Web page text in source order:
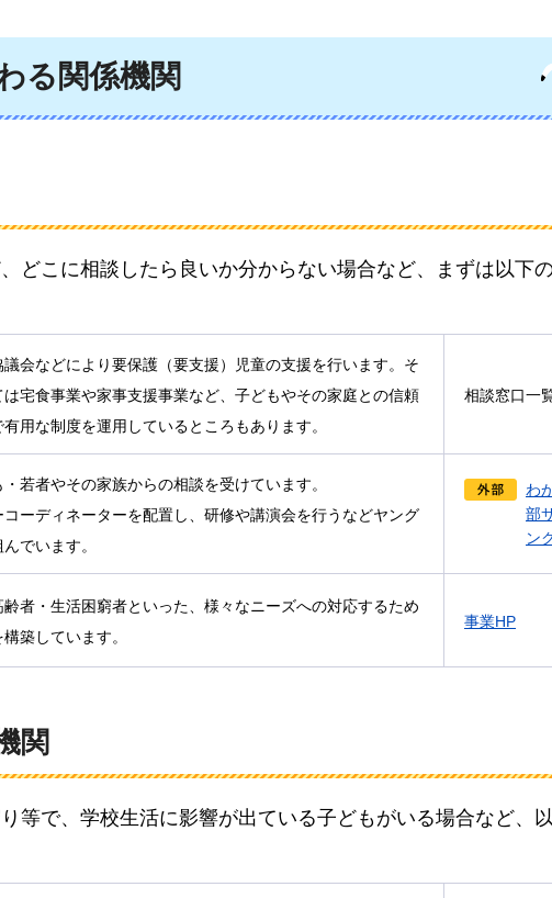
る関係機関
どこに相談したら良いか分からない場合など、まずは以下
会などにより要保護（要支援）児童の支援を行います。そ
宅食事業や家事支援事業など、子どもやその家庭との信頼
用な制度を運用しているところもあります。
相談窓口一
若者やその家族からの相談を受けています。
ーディネーターを配置し、研修や講演会を行うなどヤング
でいます。
わ
部
ン
者・生活困窮者といった、様々なニーズへの対応するため
築しています。
事業HP
関
等で、学校生活に影響が出ている子どもがいる場合など、